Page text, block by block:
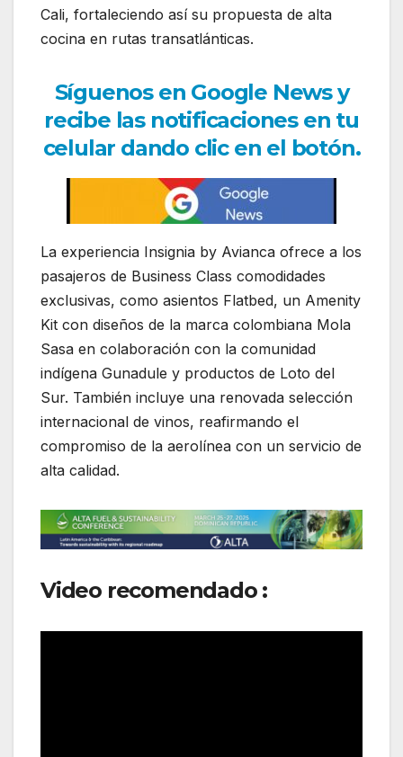
Cali, fortaleciendo así su propuesta de alta
cocina en rutas transatlánticas.
Síguenos en Google News y
recibe las notificaciones en tu
celular dando clic en el botón.
La experiencia Insignia by Avianca ofrece a los
pasajeros de Business Class comodidades
exclusivas, como asientos Flatbed, un Amenity
Kit con diseños de la marca colombiana Mola
Sasa en colaboración con la comunidad
indígena Gunadule y productos de Loto del
Sur. También incluye una renovada selección
internacional de vinos, reafirmando el
compromiso de la aerolínea con un servicio de
alta calidad.
Video recomendado :